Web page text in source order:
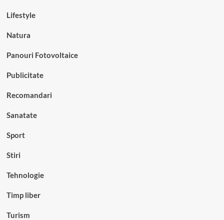
Lifestyle
Natura
Panouri Fotovoltaice
Publicitate
Recomandari
Sanatate
Sport
Stiri
Tehnologie
Timp liber
Turism